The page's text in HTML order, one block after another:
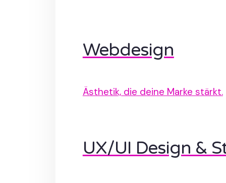
Webdesign
Ästhetik, die deine Marke stärkt.
UX/UI Design &